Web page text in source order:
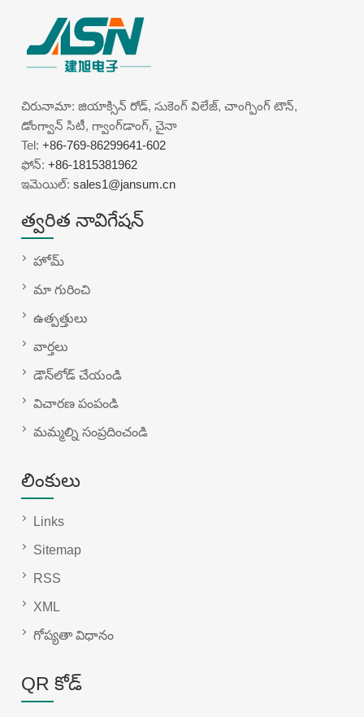
చిరునామా: జియాక్సిన్ రోడ్, సుకెంగ్ విలేజ్, చాంగ్పింగ్ టౌన్,
డోంగ్వాన్ సిటీ, గ్వాంగ్‌డాంగ్, చైనా
Tel:+86-769-86299641-602
ఫోన్:+86-1815381962
ఇమెయిల్:sales1@jansum.cn
త్వరిత నావిగేషన్
హోమ్
మా గురించి
ఉత్పత్తులు
వార్తలు
డౌన్‌లోడ్ చేయండి
విచారణ పంపండి
మమ్మల్ని సంప్రదించండి
లింకులు
Links
Sitemap
RSS
XML
గోప్యతా విధానం
QR కోడ్